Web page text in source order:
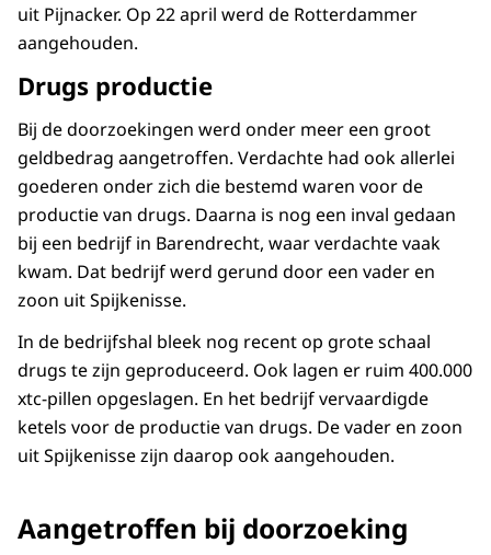
uit Pijnacker. Op 22 april werd de Rotterdammer
aangehouden.
Drugs productie
Bij de doorzoekingen werd onder meer een groot
geldbedrag aangetroffen. Verdachte had ook allerlei
goederen onder zich die bestemd waren voor de
productie van drugs. Daarna is nog een inval gedaan
bij een bedrijf in Barendrecht, waar verdachte vaak
kwam. Dat bedrijf werd gerund door een vader en
zoon uit Spijkenisse.
In de bedrijfshal bleek nog recent op grote schaal
drugs te zijn geproduceerd. Ook lagen er ruim 400.000
xtc-pillen opgeslagen. En het bedrijf vervaardigde
ketels voor de productie van drugs. De vader en zoon
uit Spijkenisse zijn daarop ook aangehouden.
Aangetroffen bij doorzoeking